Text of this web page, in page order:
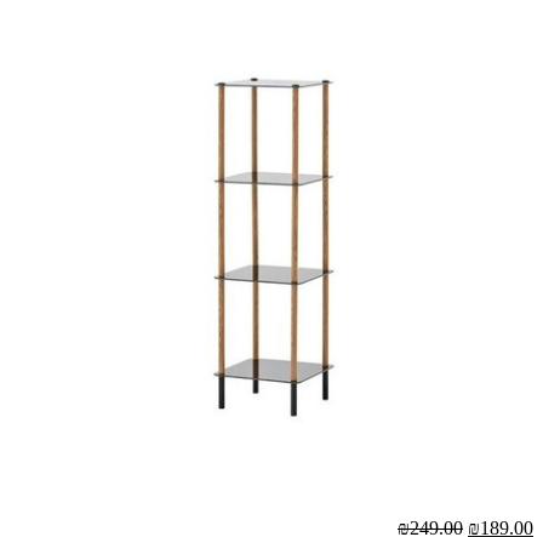
₪189.00
₪249.00